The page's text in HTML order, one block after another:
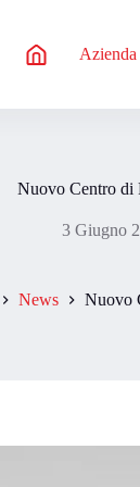
Azienda
Nuovo Centro di
3 Giugno
News Nuovo